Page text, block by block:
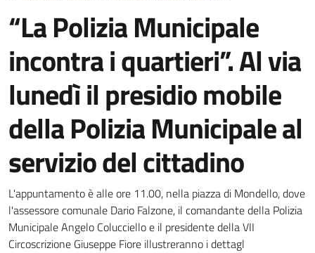
“La Polizia Municipale
incontra i quartieri”. Al via
lunedì il presidio mobile
della Polizia Municipale al
servizio del cittadino
Dettagli della notizia
L'appuntamento è alle ore 11.00, nella piazza di Mondello, dove
l'assessore comunale Dario Falzone, il comandante della Polizia
Municipale Angelo Colucciello e il presidente della VII
Circoscrizione Giuseppe Fiore illustreranno i dettagl